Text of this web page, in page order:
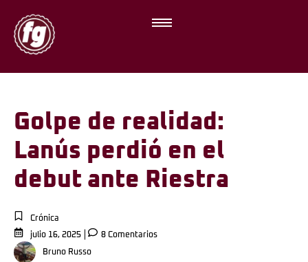
Golpe de realidad:
Lanús perdió en el
debut ante Riestra
Crónica
julio 16, 2025
8 Comentarios
Bruno Russo